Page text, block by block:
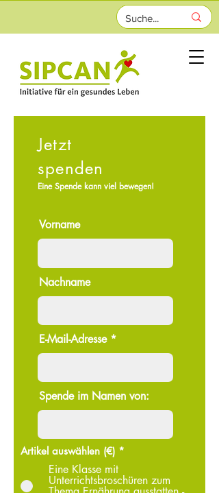
Jetzt
spenden
Eine Spende kann viel bewegen!
Vorname
Nachname
E-Mail-Adresse
Spende im Namen von:
Artikel auswählen (€) *
Eine Klasse mit
Unterrichtsbroschüren zum